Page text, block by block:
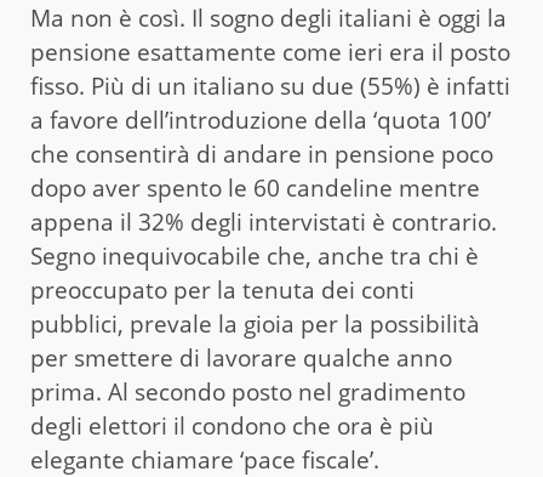
Ma non è così. Il sogno degli italiani è oggi la
pensione esattamente come ieri era il posto
fisso. Più di un italiano su due (55%) è infatti
a favore dell’introduzione della ‘quota 100’
che consentirà di andare in pensione poco
dopo aver spento le 60 candeline mentre
appena il 32% degli intervistati è contrario.
Segno inequivocabile che, anche tra chi è
preoccupato per la tenuta dei conti
pubblici, prevale la gioia per la possibilità
per smettere di lavorare qualche anno
prima. Al secondo posto nel gradimento
degli elettori il condono che ora è più
elegante chiamare ‘pace fiscale’.